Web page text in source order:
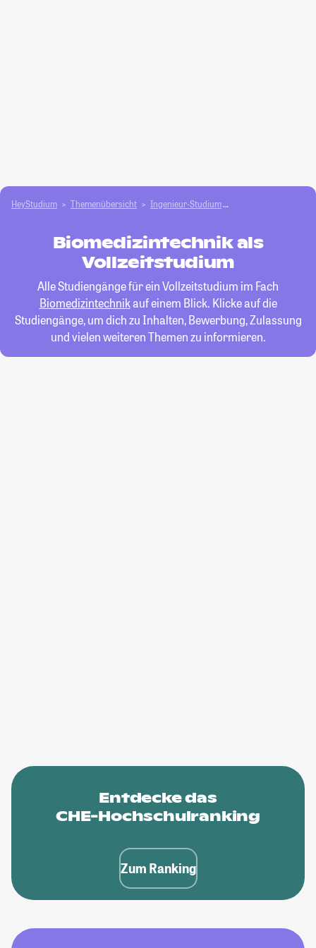
HeyStudium Themenübersicht Ingenieur-Studium
Biomedizintechnik als
Vollzeitstudium
Alle Studiengänge für ein Vollzeitstudium im Fach
Biomedizintechnikauf einem Blick. Klicke auf die
Studiengänge, um dich zu Inhalten, Bewerbung, Zulassung
und vielen weiteren Themen zu informieren.
Entdecke das
CHE-Hochschulranking
Zum Ranking